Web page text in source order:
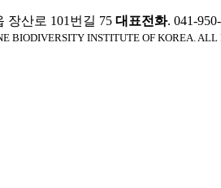
장산로 101번길 75대표전화. 041-
BIODIVERSITY INSTITUTE OF KOREA. ALL